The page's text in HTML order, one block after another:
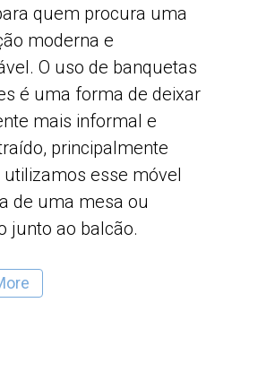
quem procura uma
moderna e
O uso de banquetas
é uma forma de deixar
mais informal e
principalmente
esse móvel
de uma mesa ou
junto ao balcão.